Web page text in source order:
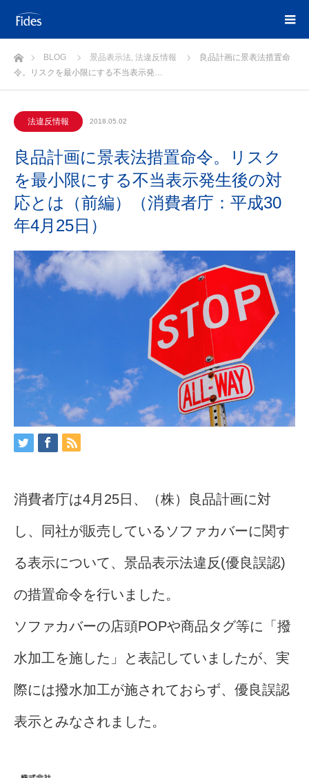
ホームBLOG 景品表示法, 法違反情報
良品計画に景表法措置命
令。リスクを最小限にする不当表示発…
法違反情報 2018.05.02
良品計画に景表法措置命令。リスク
を最小限にする不当表示発生後の対
応とは（前編）（消費者庁：平成30
年4月25日）
消費者庁は4月25日、（株）良品計画に対
し、同社が販売しているソファカバーに関す
る表示について、景品表示法違反(優良誤認)
の措置命令を行いました。
ソファカバーの店頭POPや商品タグ等に「撥
水加工を施した」と表記していましたが、実
際には撥水加工が施されておらず、優良誤認
表示とみなされました。